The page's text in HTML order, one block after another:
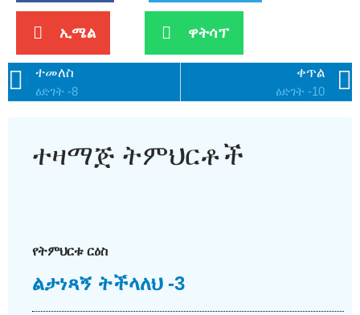
ኢሜል ዋትሳፕ
ተመለስ
ዕድገት -8
ቀጥል
ዕድገት -10
ተዛማጅ ትምህርቶች
የትምህርቱ ርዕስ
ልታነጻኝ ትችላለህ -3